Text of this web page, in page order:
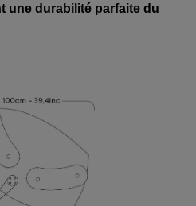
une durabilité parfaite du